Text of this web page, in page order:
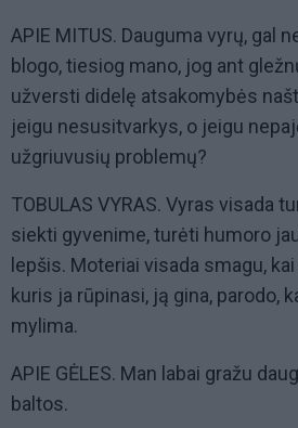
APIE MITUS. Dauguma vyrų, gal
blogo, tiesiog mano, jog ant
užversti didelę atsakomybės
jeigu nesusitvarkys, o jeigu
užgriuvusių problemų?
TOBULAS VYRAS. Vyras visada
siekti gyvenime, turėti humoro
lepšis. Moteriai visada smagu,
kuris ja rūpinasi, ją gina, parodo,
mylima.
APIE GĖLES. Man labai gražu
baltos.